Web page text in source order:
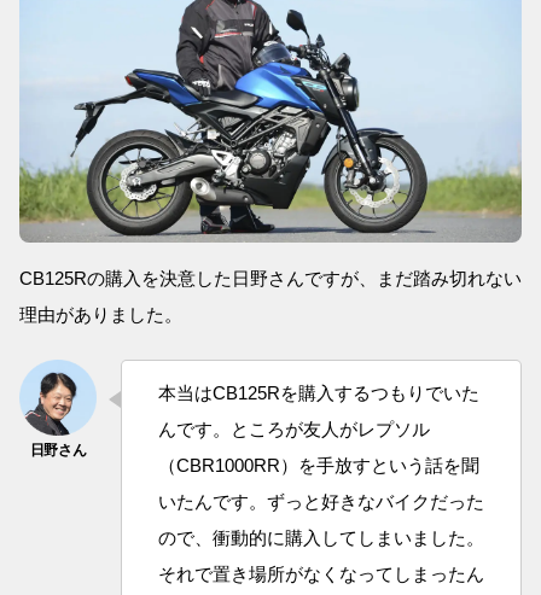
CB125Rの購入を決意した日野さんですが、まだ踏み切れない
理由がありました。
本当はCB125Rを購入するつもりでいた
んです。ところが友人がレプソル
（CBR1000RR）を手放すという話を聞
いたんです。ずっと好きなバイクだった
ので、衝動的に購入してしまいました。
それで置き場所がなくなってしまったん